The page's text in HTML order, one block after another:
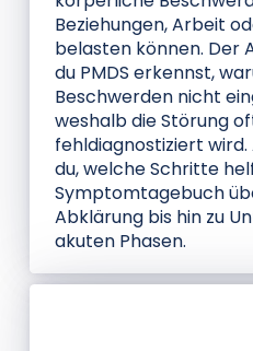
Beziehungen, Arbeit
belasten können. Der
du PMDS erkennst,
Beschwerden nicht
weshalb die Störung
fehldiagnostiziert
du, welche Schritte
Symptomtagebuch
Abklärung bis hin zu
akuten Phasen.